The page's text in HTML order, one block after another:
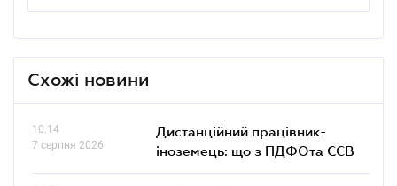
Схожі новини
10.14
7 серпня 2026
Дистанційний працівник-
іноземець: що з ПДФОта ЄСВ